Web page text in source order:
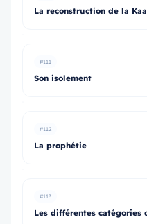
La reconstruction de la
#111
Son isolement
#112
La prophétie
#113
Les différentes catégories